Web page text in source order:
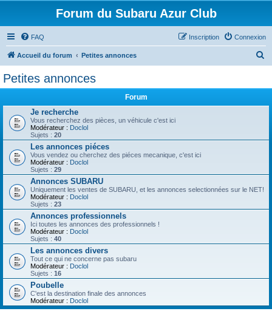
Forum du Subaru Azur Club
FAQ Connexion
Inscription
Accueil du forum Petites annonces
c
Petites annonces
Forum
Je recherche
Vous recherchez des pièces, un véhicule c'est ici
Modérateur : Doclol
Sujets : 20
Les annonces piéces
Vous vendez ou cherchez des piéces mecanique, c'est ici
Modérateur : Doclol
Sujets : 29
Annonces SUBARU
Uniquement les ventes de SUBARU, et les annonces selectionnées sur le NET!
Modérateur : Doclol
Sujets : 23
Annonces professionnels
Ici toutes les annonces des professionnels !
Modérateur : Doclol
Sujets : 40
Les annonces divers
Tout ce qui ne concerne pas subaru
Modérateur : Doclol
Sujets : 16
Poubelle
C'est la destination finale des annonces
Modérateur : Doclol